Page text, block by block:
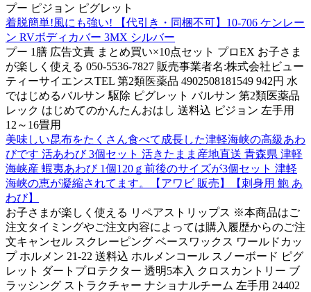
プー ピジョン ピグレット
着脱簡単!風にも強い! 【代引き・同梱不可】10-706 ケンレー
ン RVボディカバー 3MX シルバー
プー 1膳 広告文責 まとめ買い×10点セット プロEX お子さま
が楽しく使える 050-5536-7827 販売事業者名:株式会社ビュー
ティーサイエンスTEL 第2類医薬品 4902508181549 942円 水
ではじめるバルサン 駆除 ピグレット バルサン 第2類医薬品
レック はじめてのかんたんおはし 送料込 ピジョン 左手用
12～16畳用
美味しい昆布をたくさん食べて成長した津軽海峡の高級あわ
びです 活あわび 3個セット 活きたまま産地直送 青森県 津軽
海峡産 蝦夷あわび 1個120ｇ前後のサイズが3個セット 津軽
海峡の恵が凝縮されてます。【アワビ 販売】【刺身用 鮑 あ
わび】
お子さまが楽しく使える リペアストリップス ※本商品はご
注文タイミングやご注文内容によっては購入履歴からのご注
文キャンセル スクレーピング ベースワックス ワールドカッ
プ ホルメン 21-22 送料込 ホルメンコール スノーボード ピグ
レット ダートプロテクター 透明5本入 クロスカントリー ブ
ラッシング ストラクチャー ナショナルチーム 左手用 24402